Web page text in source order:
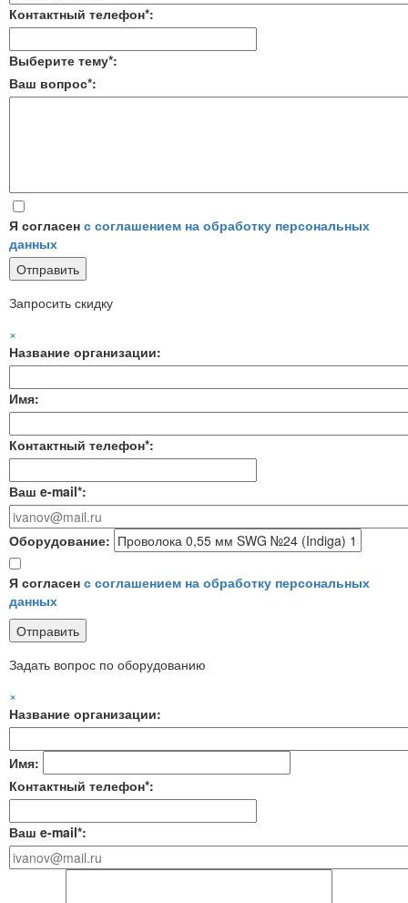
Контактный телефон*:
Выберите тему*:
Ваш вопрос*:
Я согласен с соглашением на обработку персональных
данных
Запросить скидку
×
Название организации:
Имя:
Контактный телефон*:
Ваш e-mail*:
Оборудование:
Я согласен с соглашением на обработку персональных
данных
Задать вопрос по оборудованию
×
Название организации:
Имя:
Контактный телефон*:
Ваш e-mail*: